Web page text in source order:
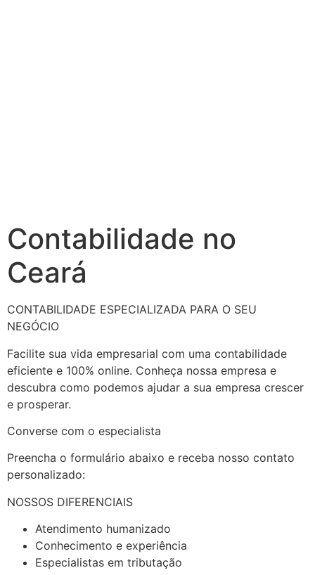
Contabilidade no
Ceará
CONTABILIDADE ESPECIALIZADA PARA O SEU
NEGÓCIO
Facilite sua vida empresarial com uma contabilidade
eficiente e 100% online. Conheça nossa empresa e
descubra como podemos ajudar a sua empresa crescer
e prosperar.
Converse com o especialista
Preencha o formulário abaixo e receba nosso contato
personalizado:
NOSSOS DIFERENCIAIS
Atendimento humanizado
Conhecimento e experiência
Especialistas em tributação